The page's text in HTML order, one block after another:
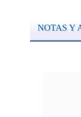
NOTAS Y